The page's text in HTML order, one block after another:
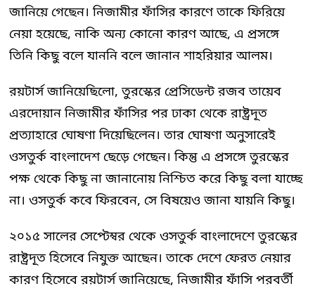
জানিয়ে গেছেন। নিজামীর ফাঁসির কারণে তাকে ফিরিয়ে
নেয়া হয়েছে, নাকি অন্য কোনো কারণ আছে, এ প্রসঙ্গে
তিনি কিছু বলে যাননি বলে জানান শাহরিয়ার আলম।
রয়টার্স জানিয়েছিলো, তুরস্কের প্রেসিডেন্ট রজব তায়েব
এরদোয়ান নিজামীর ফাঁসির পর ঢাকা থেকে রাষ্ট্রদূত
প্রত্যাহারে ঘোষণা দিয়েছিলেন। তার ঘোষণা অনুসারেই
ওসতুর্ক বাংলাদেশ ছেড়ে গেছেন। কিন্তু এ প্রসঙ্গে তুরস্কের
পক্ষ থেকে কিছু না জানানোয় নিশ্চিত করে কিছু বলা যাচ্ছে
না। ওসতুর্ক কবে ফিরবেন, সে বিষয়েও জানা যায়নি কিছু।
২০১৫ সালের সেপ্টেম্বর থেকে ওসতুর্ক বাংলাদেশে তুরস্কের
রাষ্ট্রদূত হিসেবে নিযুক্ত আছেন। তাকে দেশে ফেরত নেয়ার
কারণ হিসেবে রয়টার্স জানিয়েছে, নিজামীর ফাঁসি পরবর্তী